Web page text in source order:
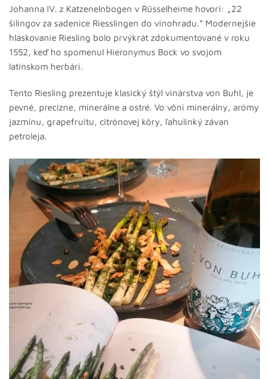
Johanna IV. z Katzenelnbogen v Rűsselheime hovorí: „22
šilingov za sadenice Riesslingen do vinohradu.“ Modernejšie
hláskovanie Riesling bolo prvýkrát zdokumentované v roku
1552, keď ho spomenul Hieronymus Bock vo svojom
latinskom herbári.
Tento Riesling prezentuje klasický štýl vinárstva von Buhl, je
pevné, precízne, minerálne a ostré. Vo vôni minerálny, arómy
jazmínu, grapefruitu, citrónovej kôry, ľahulinký závan
petroleja.